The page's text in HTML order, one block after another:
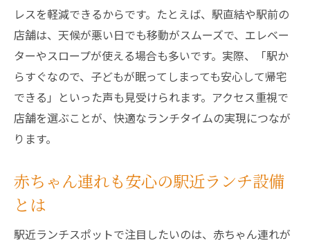
レスを軽減できるからです。たとえば、駅直結や駅前の
店舗は、天候が悪い日でも移動がスムーズで、エレベー
ターやスロープが使える場合も多いです。実際、「駅か
らすぐなので、子どもが眠ってしまっても安心して帰宅
できる」といった声も見受けられます。アクセス重視で
店舗を選ぶことが、快適なランチタイムの実現につなが
ります。
赤ちゃん連れも安心の駅近ランチ設備
とは
駅近ランチスポットで注目したいのは、赤ちゃん連れが